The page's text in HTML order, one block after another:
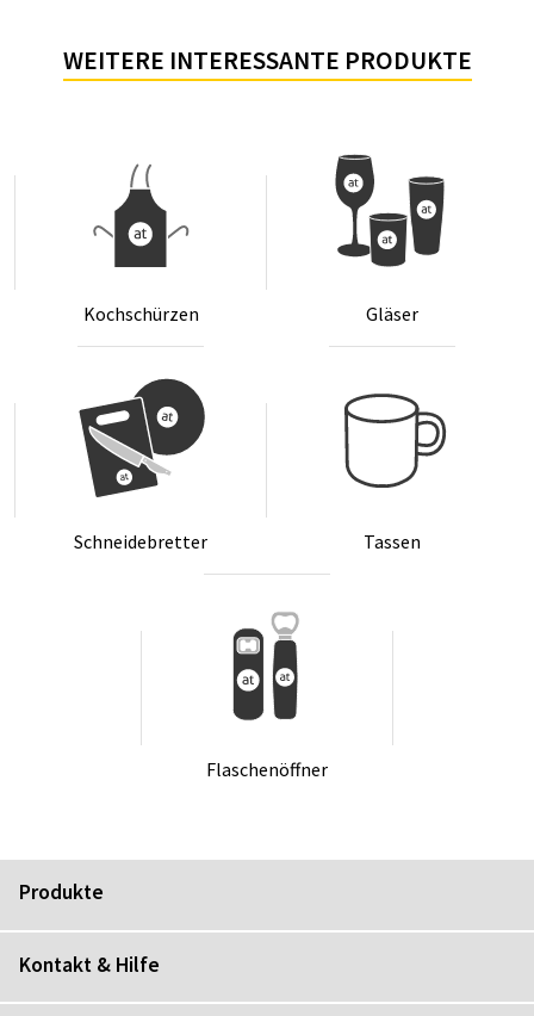
WEITERE INTERESSANTE PRODUKTE
Koch­schür­zen Glä­ser
Schnei­de­bret­ter Tas­sen
Fla­schen­öff­ner
Produkte
Kontakt & Hilfe